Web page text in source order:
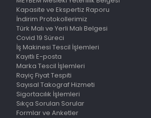
Kapasite ve Ekspertiz Raporu
İndirim Protokollerimiz
Türk Malı ve Yerli Malı Belgesi
Covid 19 Süreci
İş Makinesi Tescil İşlemleri
Kayıtlı E-posta
Marka Tescil İşlemleri
Rayiç Fiyat Tespiti
Sayısal Takograf Hizmeti
Sigortacılık İşlemleri
Sıkça Sorulan Sorular
Formlar ve Anketler